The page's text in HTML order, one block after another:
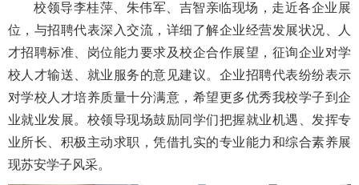
校领导李桂萍、朱伟军、吉智亲临现场，走近各企业展
位，与招聘代表深入交流，详细了解企业经营发展状况、人
才招聘标准、岗位能力要求及校企合作展望，征询企业对学
校人才输送、就业服务的意见建议。企业招聘代表纷纷表示
对学校人才培养质量十分满意，希望更多优秀我校学子到企
业就业发展。校领导现场鼓励同学们把握就业机遇、发挥专
业所长、积极主动求职，凭借扎实的专业能力和综合素养展
现苏安学子风采。